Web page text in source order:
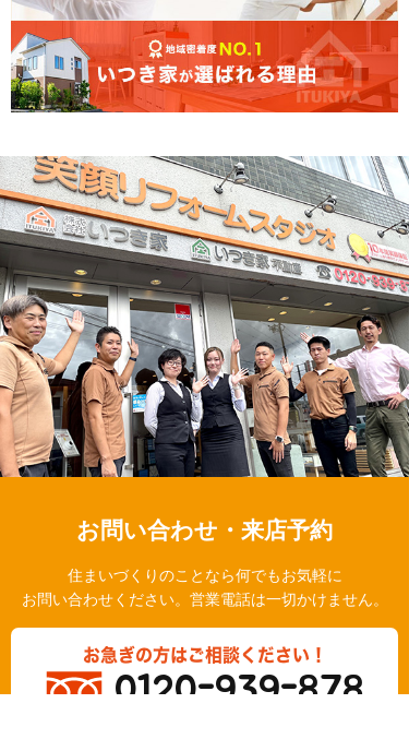
お問い合わせ・来店予約
住まいづくりのことなら何でもお気軽に
お問い合わせください。営業電話は一切かけません。
お急ぎの方はご相談ください！
0120-939-878